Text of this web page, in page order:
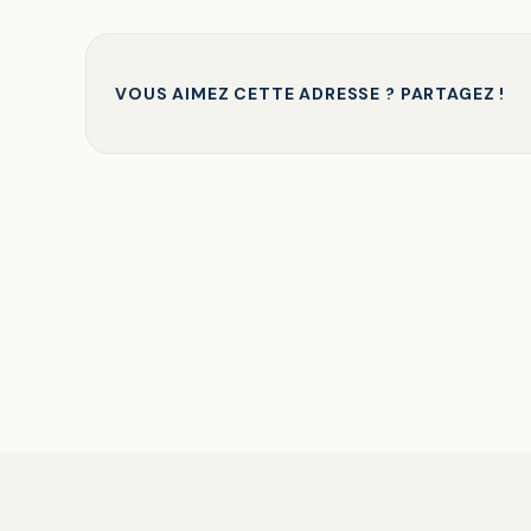
VOUS AIMEZ CETTE ADRESSE ? PARTAGEZ !